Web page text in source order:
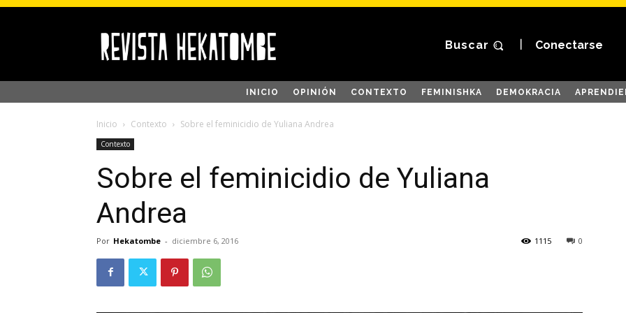
Buscar Conectarse
INICIO OPINIÓN CONTEXTO FEMINISHKA DEMOKRACIA
Inicio Contexto Sobre el feminicidio de Yuliana Andrea
Contexto
Sobre el feminicidio de Yuliana
Andrea
Por Hekatombe - diciembre 6, 2016 0
1115